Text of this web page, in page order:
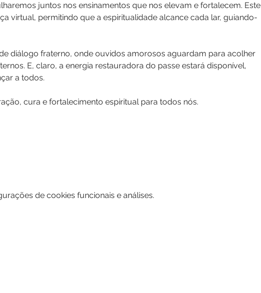
juntos nos ensinamentos que nos elevam e fortalecem. Este
virtual, permitindo que a espiritualidade alcance cada lar, guiando-
diálogo fraterno, onde ouvidos amorosos aguardam para acolher
E, claro, a energia restauradora do passe estará disponível,
a todos.
cura e fortalecimento espiritual para todos nós.
de cookies funcionais e análises.